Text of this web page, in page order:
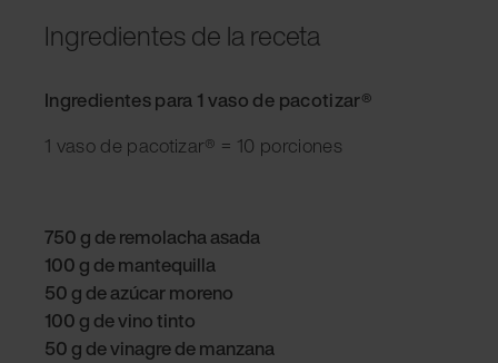
Ingredientes de la receta
Ingredientes para 1 vaso de pacotizar®
1 vaso de pacotizar® = 10 porciones
750 g de remolacha asada
100 g de mantequilla
50 g de azúcar moreno
100 g de vino tinto
50 g de vinagre de manzana